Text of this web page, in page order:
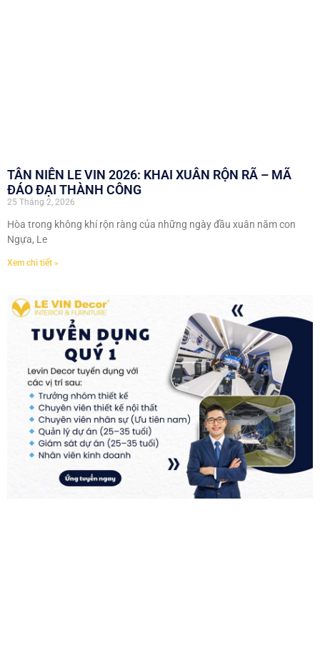
TÂN NIÊN LE VIN 2026: KHAI XUÂN RỘN RÃ – MÃ
ĐÁO ĐẠI THÀNH CÔNG
25 Tháng 2, 2026
Hòa trong không khí rộn ràng của những ngày đầu xuân năm con
Ngựa, Le
Xem chi tiết »